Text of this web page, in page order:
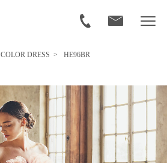
COLOR DRESS > HE96BR